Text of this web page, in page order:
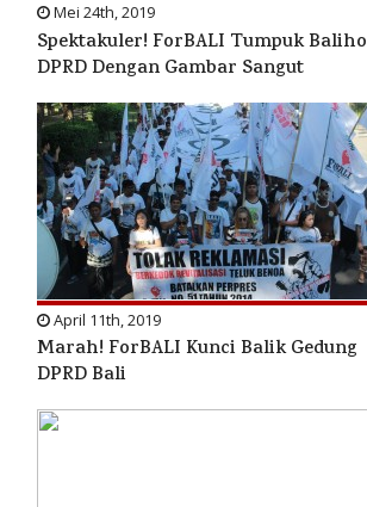
Mei 24th, 2019
Spektakuler! ForBALI Tumpuk Baliho
DPRD Dengan Gambar Sangut
April 11th, 2019
Marah! ForBALI Kunci Balik Gedung
DPRD Bali